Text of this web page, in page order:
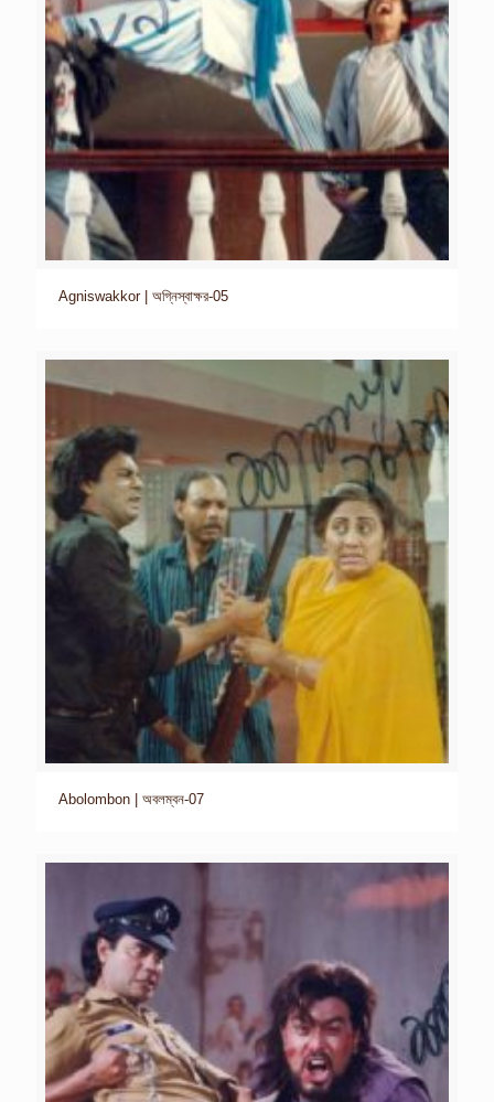
Agniswakkor | অগ্নিস্বাক্ষর-05
Abolombon | অবলম্বন-07